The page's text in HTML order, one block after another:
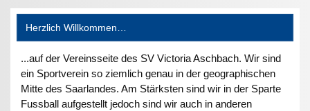
Herzlich Willkommen…
...auf der Vereinsseite des SV Victoria Aschbach. Wir sind
ein Sportverein so ziemlich genau in der geographischen
Mitte des Saarlandes. Am Stärksten sind wir in der Sparte
Fussball aufgestellt jedoch sind wir auch in anderen